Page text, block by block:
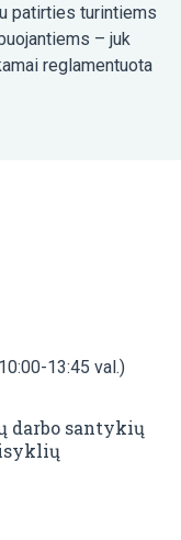
patirties turintiems
– juk
reglamentuota
13:45 val.)
darbo santykių